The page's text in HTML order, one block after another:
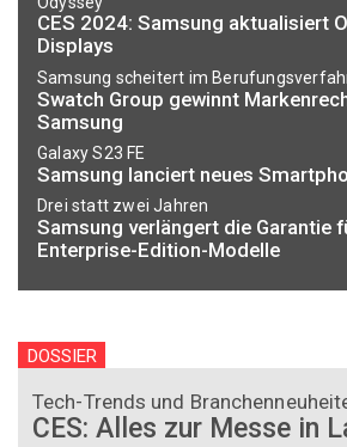
CES 2024: Samsung aktualisiert
Displays
Samsung scheitert im
Swatch Group gewinnt
Samsung
Galaxy S23 FE
Samsung lanciert neues
Drei statt zwei Jahren
Samsung verlängert die Garantie
Enterprise-Edition-Modelle
DOSSIER
Tech-Trends und
CES: Alles zur Messe in